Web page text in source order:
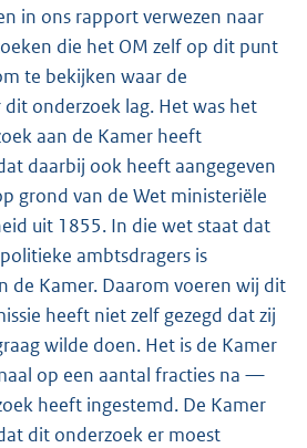
in ons rapport verwezen naar
die het OM zelf op dit punt
te bekijken waar de
onderzoek lag. Het was het
aan de Kamer heeft
daarbij ook heeft aangegeven
grond van de Wet ministeriële
uit 1855. In die wet staat dat
ambtsdragers is
de Kamer. Daarom voeren wij dit
heeft niet zelf gezegd dat zij
wilde doen. Het is de Kamer
op een aantal fracties na —
heeft ingestemd. De Kamer
dit onderzoek er moest